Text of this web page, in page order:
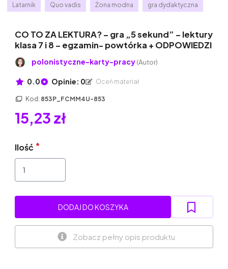
Latarnik Quo vadis Żona modna gra dydaktyczna
CO TO ZA LEKTURA? – gra „5 sekund” – lektury
klasa 7 i 8 – egzamin- powtórka + ODPOWIEDZI
polonistyczne-karty-pracy(Autor)
0.0 Opinie: 0 Oceń materiał
Kod: 853P_FCMM4U-853
15,23 zł
Ilość
DODAJ DO KOSZYKA
Zobacz pełny opis produktu